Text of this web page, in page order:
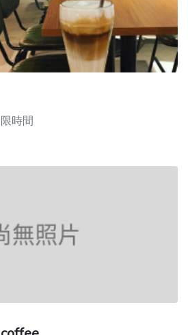
時間